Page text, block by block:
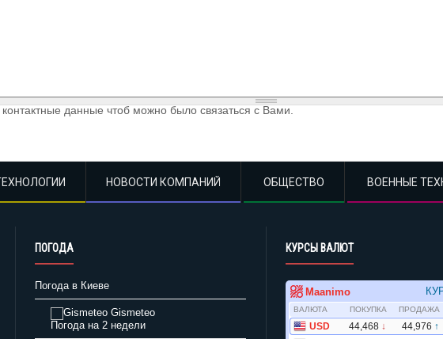
данные чтоб можно было связаться с Вами.
НОВОСТИ КОМПАНИЙ ОБЩЕСТВО ВОЕННЫЕ
ПОГОДА
Погода в Киеве
Gismeteo
Погода на 2 недели
КУРСЫ ВАЛЮТ